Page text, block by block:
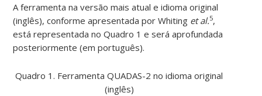
A ferramenta na versão mais atual e idioma original
(inglês), conforme apresentada por Whiting et al.5,
está representada no Quadro 1 e será aprofundada
posteriormente (em português).
Quadro 1. Ferramenta QUADAS-2 no idioma original
(inglês)